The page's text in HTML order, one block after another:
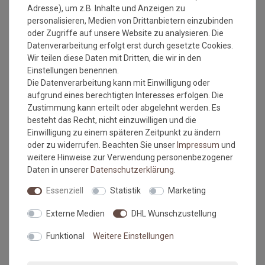
Jahre Qualität und Farbe erhalten bleiben.
Waschtipps:
Matten, die nicht mehr in die Waschmaschine passen, können
mit einem Dampfstrahler (aus Entfernung) gereinigt werden
oder bei einer Wäscherei abgegeben werden. Ganz wichtig ist
auch, dass man die Matten nicht gefaltet und auch nicht mit
anderen Wäschestücken in die Maschine legt, damit die Matte
nicht mit Knicken wieder aus der Maschine kommt. Dies ist
kein Materialfehler und stellt auch keinen Reklamationsgrund
Falls dies doch mal passiert, auf keinen Fall in den Trockner
geben, damit verstärken sich diese Knicke nur noch. Beim
nächsten Waschen sollten die wieder verschwunden sein.
Maßtoleranzen und Farbabweichungen:
Produktionsbedingte Maßtoleranzen in der Größe von +/- 5%,
sowie Farbabweichungen zwischen Bildschirmfoto und
Original sind nicht auszuschließen
Adresse), um z.B. Inhalte und Anzeigen zu
personalisieren, Medien von Drittanbietern einzubinden
oder Zugriffe auf unsere Website zu analysieren. Die
Datenverarbeitung erfolgt erst durch gesetzte Cookies.
Wir teilen diese Daten mit Dritten, die wir in den
Einstellungen benennen.
Die Datenverarbeitung kann mit Einwilligung oder
aufgrund eines berechtigten Interesses erfolgen. Die
Zustimmung kann erteilt oder abgelehnt werden. Es
besteht das Recht, nicht einzuwilligen und die
Einwilligung zu einem späteren Zeitpunkt zu ändern
oder zu widerrufen. Beachten Sie unser Impressum und
weitere Hinweise zur Verwendung personenbezogener
Daten in unserer Daten­schutz­erklärung
Essenziell Statistik Marketing
Externe Medien DHL Wunschzustellung
Funktional Weitere Einstellungen